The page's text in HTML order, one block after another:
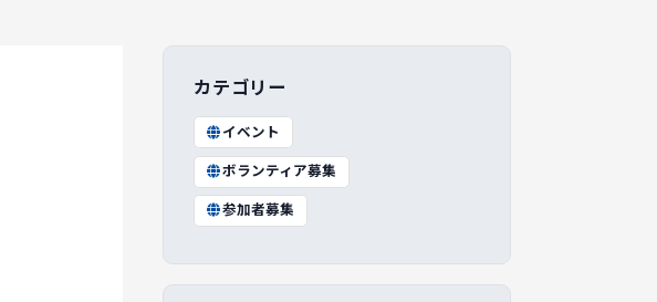
カテゴリー
イベント
ボランティア募集
参加者募集